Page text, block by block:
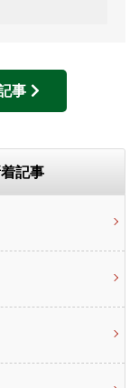
事
記事